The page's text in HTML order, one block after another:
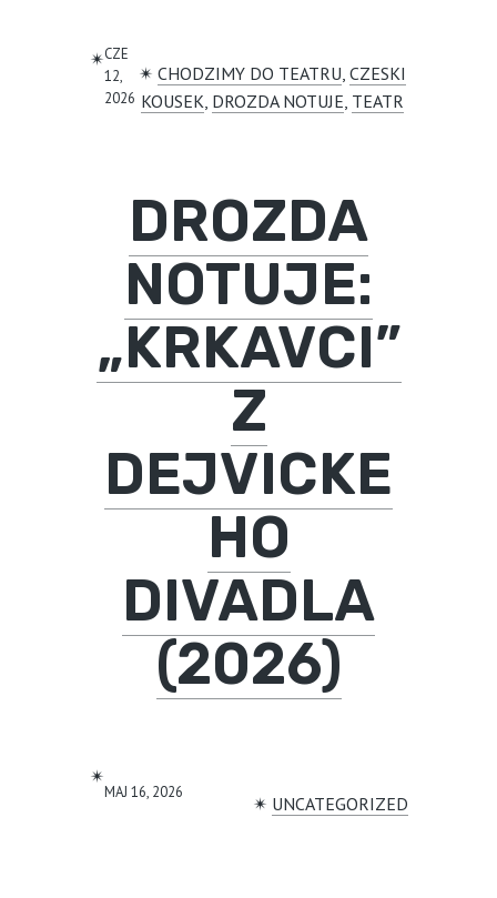
✴︎CZE
12,
2026
✴︎CHODZIMY DO TEATRU , CZESKI
KOUSEK DROZDA NOTUJE TEATR
DROZDA
NOTUJE:
„KRKAVCI”
Z
DEJVICKE
HO
DIVADLA
(2026)
✴︎
MAJ 16, 2026 ✴︎ UNCATEGORIZED